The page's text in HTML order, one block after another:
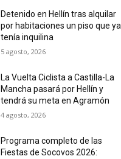
Detenido en Hellín tras alquilar
por habitaciones un piso que ya
tenía inquilina
5 agosto, 2026
La Vuelta Ciclista a Castilla-La
Mancha pasará por Hellín y
tendrá su meta en Agramón
4 agosto, 2026
Programa completo de las
Fiestas de Socovos 2026: